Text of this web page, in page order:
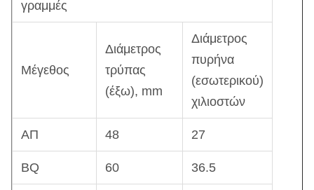
γραμμές
Μέγεθος
Διάμετρος
τρύπας
(έξω), mm
Διάμετρος
πυρήνα
(εσωτερικού)
χιλιοστών
ΑΠ 48 27
BQ 60 36.5